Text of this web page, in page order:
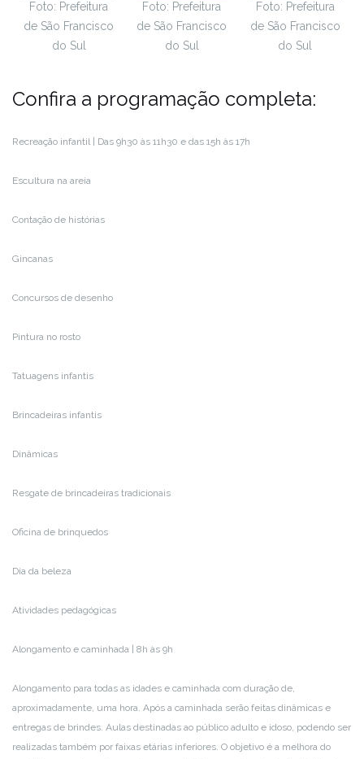
Foto: Prefeitura
de São Francisco
do Sul
Foto: Prefeitura
de São Francisco
do Sul
Foto: Prefeitura
de São Francisco
do Sul
Confira a programação completa:
Recreação infantil | Das 9h30 às 11h30 e das 15h às 17h
Escultura na areia
Contação de histórias
Gincanas
Concursos de desenho
Pintura no rosto
Tatuagens infantis
Brincadeiras infantis
Dinâmicas
Resgate de brincadeiras tradicionais
Oficina de brinquedos
Dia da beleza
Atividades pedagógicas
Alongamento e caminhada | 8h às 9h
Alongamento para todas as idades e caminhada com duração de,
aproximadamente, uma hora. Após a caminhada serão feitas dinâmicas e
entregas de brindes. Aulas destinadas ao público adulto e idoso, podendo ser
realizadas também por faixas etárias inferiores. O objetivo é a melhora do